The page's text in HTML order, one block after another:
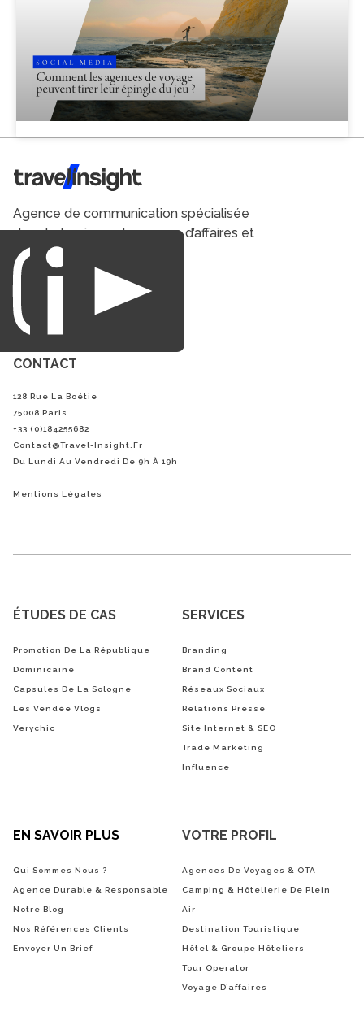
Travel Insight
Agence de communication spécialisée
dans le tourisme du voyage d’affaires et
du loisirs.
CONTACT
128 Rue La Boétie
75008 Paris
+33 (0)184255682
Contact@Travel-Insight.fr
Du Lundi Au Vendredi De 9h À 19h
Mentions Légales
ÉTUDES DE CAS
Promotion De La République
Dominicaine
Capsules De La Sologne
Les Vendée Vlogs
Verychic
SERVICES
Branding
Brand Content
Réseaux Sociaux
Relations Presse
Site Internet & SEO
Trade Marketing
Influence
EN SAVOIR PLUS
Qui Sommes Nous ?
Agence Durable & Responsable
Notre Blog
Nos Références Clients
Envoyer Un Brief
VOTRE PROFIL
Agences De Voyages & OTA
Camping & Hôtellerie De Plein
Air
Destination Touristique
Hôtel & Groupe Hôteliers
Tour Operator
Voyage D’affaires